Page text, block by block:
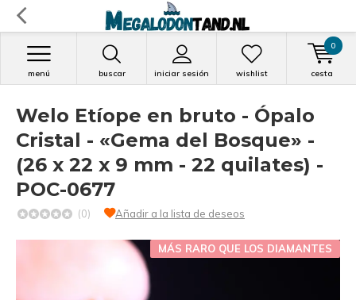
buscar iniciar sesión
menú wishlist cesta
0
Welo Etíope en bruto - Ópalo
Cristal - «Gema del Bosque» -
(26 x 22 x 9 mm - 22 quilates) -
POC-0677
(0) Añadir a la lista de deseos
MÁS RARO QUE LOS DIAMANTES